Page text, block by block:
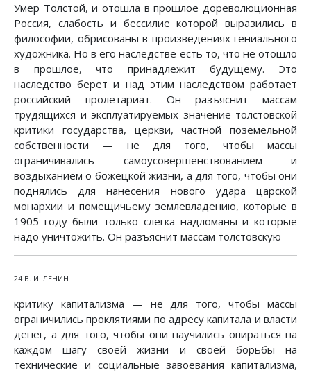
Умер Толстой, и отошла в прошлое дореволюционная
Россия, слабость и бессилие которой выразились в
философии, обрисованы в произведениях гениального
художника. Но в его наследстве есть то, что не отошло
в прошлое, что принадлежит будущему. Это
наследство берет и над этим наследством работает
российский пролетариат. Он разъяснит массам
трудящихся и эксплуатируемых значение толстовской
критики государства, церкви, частной поземельной
собственности — не для того, чтобы массы
ограничивались самоусовершенствованием и
воздыханием о божецкой жизни, а для того, чтобы они
поднялись для нанесения нового удара царской
монархии и помещичьему землевладению, которые в
1905 году были только слегка надломаны и которые
надо уничтожить. Он разъяснит массам толстовскую
24 В. И. ЛЕНИН
критику капитализма — не для того, чтобы массы
ограничились проклятиями по адресу капитала и власти
денег, а для того, чтобы они научились опираться на
каждом шагу своей жизни и своей борьбы на
технические и социальные завоевания капитализма,